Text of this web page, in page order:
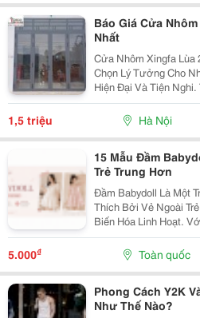
Báo Giá Cửa
Nhất
Cửa Nhôm Xingfa Lùa
Chọn Lý Tưởng Cho
Hiện Đại Và Tiện
Trên Ray Giúp Cửa
Diện Tích, Phù Hợp
Công...
1,5 triệu Hà Nội
15 Mẫu Đầm
Trẻ Trung Hơn
Đầm Babydoll Là Một
Thích Bởi Vẻ Ngoài
Biến Hóa Linh Hoạt.
Phần Ngực Hoặc Eo
Váy Này Tạo Cảm
Được...
5.000₫ Toàn quốc
Phong Cách Y2K
Như Thế Nào?